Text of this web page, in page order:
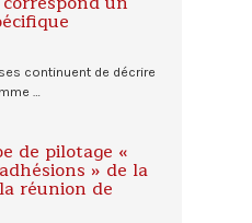
continuent de décrire
…
de pilotage «
» de la
réunion de